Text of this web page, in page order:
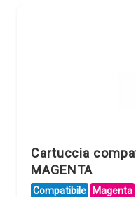
Cartuccia
MAGENTA
Compatibile Magenta